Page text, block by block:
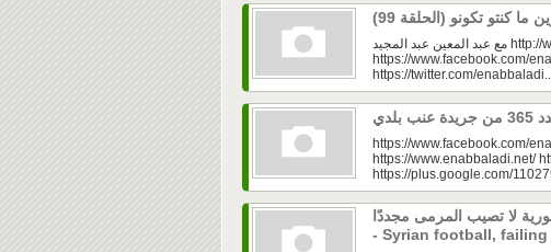
مع عبد المعين عبد المجيد http://www.enabbaladi.net/
https://www.facebook.com/
https://twitter.com/
https://www.facebook.com/
https://www.enabbaladi.net/
https://plus.google.com/
لا تصيب المرمى مجددًا
- Syrian football,